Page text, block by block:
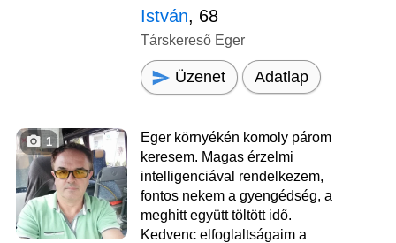
István, 68
Társkereső Eger
Üzenet Adatlap
1
Eger környékén komoly párom
keresem. Magas érzelmi
intelligenciával rendelkezem,
fontos nekem a gyengédség, a
meghitt együtt töltött idő.
Kedvenc elfoglaltságaim a